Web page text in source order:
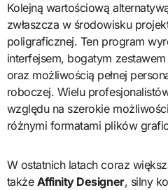
Kolejną wartościową
zwłaszcza w środowisku
poligraficznej. Ten program
interfejsem, bogatym
oraz możliwością pełnej
roboczej. Wielu
względu na szerokie
różnymi formatami plików
W ostatnich latach coraz
także Affinity Designer, silny